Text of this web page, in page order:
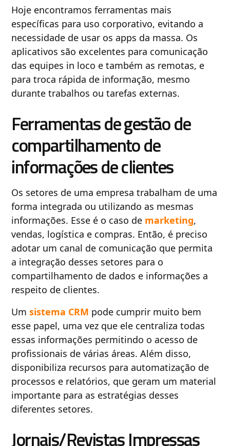
Hoje encontramos ferramentas mais
específicas para uso corporativo, evitando a
necessidade de usar os apps da massa. Os
aplicativos são excelentes para comunicação
das equipes in loco e também as remotas, e
para troca rápida de informação, mesmo
durante trabalhos ou tarefas externas.
Ferramentas de gestão de
compartilhamento de
informações de clientes
Os setores de uma empresa trabalham de uma
forma integrada ou utilizando as mesmas
informações. Esse é o caso de marketing,
vendas, logística e compras. Então, é preciso
adotar um canal de comunicação que permita
a integração desses setores para o
compartilhamento de dados e informações a
respeito de clientes.
Umsistema CRM pode cumprir muito bem
esse papel, uma vez que ele centraliza todas
essas informações permitindo o acesso de
profissionais de várias áreas. Além disso,
disponibiliza recursos para automatização de
processos e relatórios, que geram um material
importante para as estratégias desses
diferentes setores.
Jornais/Revistas Impressas